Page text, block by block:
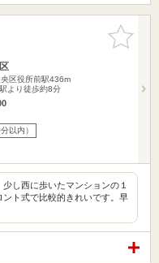
お気に入
りに追加
区役所前駅436m
より徒歩約8分
以内）
し西に歩いたマンションの１
ト式で比較的きれいです。早